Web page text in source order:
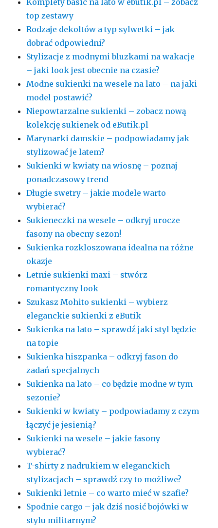
top zestawy
Rodzaje dekoltów a typ sylwetki – jak
dobrać odpowiedni?
Stylizacje z modnymi bluzkami na wakacje
– jaki look jest obecnie na czasie?
Modne sukienki na wesele na lato – na jaki
model postawić?
Niepowtarzalne sukienki – zobacz nową
kolekcję sukienek od eButik.pl
Marynarki damskie – podpowiadamy jak
stylizować je latem?
Sukienki w kwiaty na wiosnę – poznaj
ponadczasowy trend
Długie swetry – jakie modele warto
wybierać?
Sukieneczki na wesele – odkryj urocze
fasony na obecny sezon!
Sukienka rozkloszowana idealna na różne
okazje
Letnie sukienki maxi – stwórz
romantyczny look
Szukasz Mohito sukienki – wybierz
eleganckie sukienki z eButik
Sukienka na lato – sprawdź jaki styl będzie
na topie
Sukienka hiszpanka – odkryj fason do
zadań specjalnych
Sukienka na lato – co będzie modne w tym
sezonie?
Sukienki w kwiaty – podpowiadamy z czym
łączyć je jesienią?
Sukienki na wesele – jakie fasony
wybierać?
T-shirty z nadrukiem w eleganckich
stylizacjach – sprawdź czy to możliwe?
Sukienki letnie – co warto mieć w szafie?
Spodnie cargo – jak dziś nosić bojówki w
stylu militarnym?